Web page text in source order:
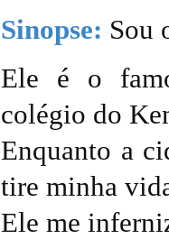
Sinopse: Sou
Ele é o
colégio do
Enquanto a
tire minha
Ele me